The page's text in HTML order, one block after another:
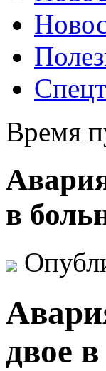
Время
в
двое